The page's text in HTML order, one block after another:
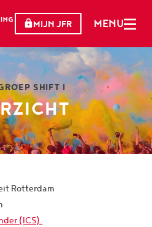
MIJN JFR MENU
SHIFT I
Rotterdam
(ICS).